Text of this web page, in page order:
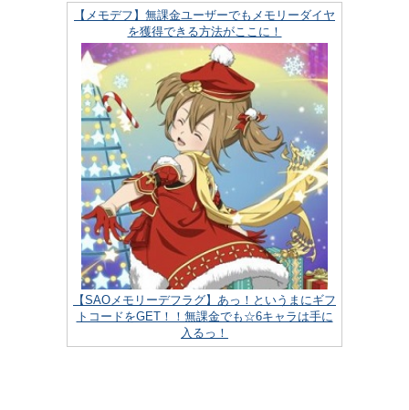
【メモデフ】無課金ユーザーでもメモリーダイヤ
を獲得できる方法がここに！
【SAOメモリーデフラグ】あっ！というまにギフ
トコードをGET！！無課金でも☆6キャラは手に
入るっ！